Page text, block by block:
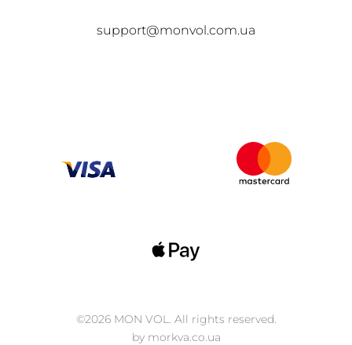
support@monvol.com.ua
©2026 MON VOL. All rights reserved.
by morkva.co.ua